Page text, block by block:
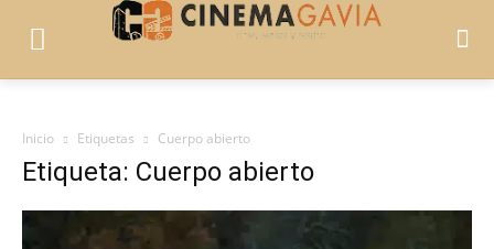
Inicio Etiquetas Cuerpo abierto
Etiqueta: Cuerpo abierto